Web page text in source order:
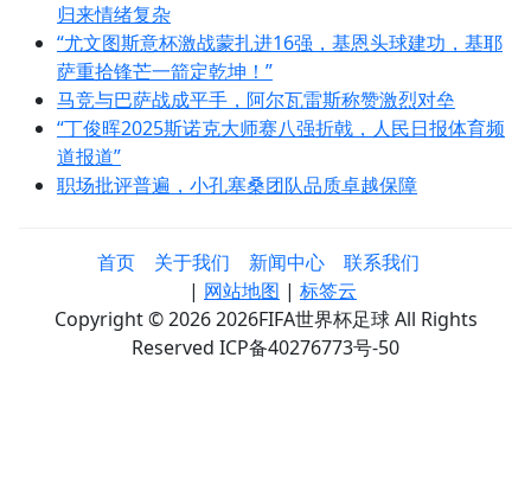
归来情绪复杂
“尤文图斯意杯激战蒙扎进16强，基恩头球建功，基耶
萨重拾锋芒一箭定乾坤！”
马竞与巴萨战成平手，阿尔瓦雷斯称赞激烈对垒
“丁俊晖2025斯诺克大师赛八强折戟，人民日报体育频
道报道”
职场批评普遍，小孔塞桑团队品质卓越保障
首页 关于我们 新闻中心
联系我们
| 网站地图 | 标签云
Copyright © 2026 2026FIFA世界杯足球 All Rights
Reserved ICP备40276773号-50